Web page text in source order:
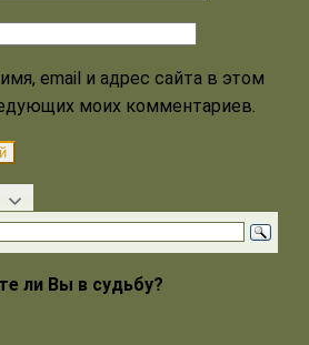
email и адрес сайта в этом
моих комментариев.
ли Вы в судьбу?